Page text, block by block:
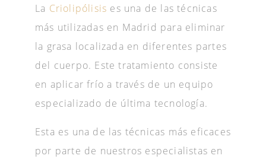
La Criolipólisis es una de las técnicas
más utilizadas en Madrid para eliminar
la grasa localizada en diferentes partes
del cuerpo. Este tratamiento consiste
en aplicar frío a través de un equipo
especializado de última tecnología.
Esta es una de las técnicas más eficaces
por parte de nuestros especialistas en